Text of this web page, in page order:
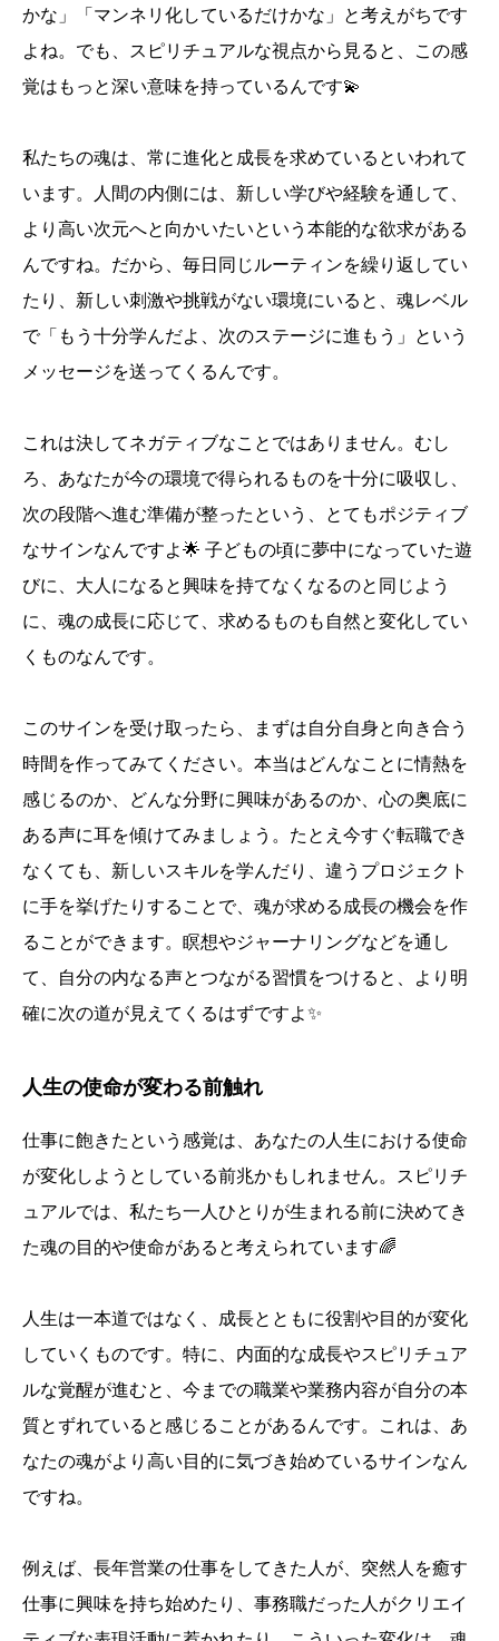
かな」「マンネリ化しているだけかな」と考えがちです
よね。でも、スピリチュアルな視点から見ると、この感
覚はもっと深い意味を持っているんです💫
私たちの魂は、常に進化と成長を求めているといわれて
います。人間の内側には、新しい学びや経験を通して、
より高い次元へと向かいたいという本能的な欲求がある
んですね。だから、毎日同じルーティンを繰り返してい
たり、新しい刺激や挑戦がない環境にいると、魂レベル
で「もう十分学んだよ、次のステージに進もう」という
メッセージを送ってくるんです。
これは決してネガティブなことではありません。むし
ろ、あなたが今の環境で得られるものを十分に吸収し、
次の段階へ進む準備が整ったという、とてもポジティブ
なサインなんですよ🌟 子どもの頃に夢中になっていた遊
びに、大人になると興味を持てなくなるのと同じよう
に、魂の成長に応じて、求めるものも自然と変化してい
くものなんです。
このサインを受け取ったら、まずは自分自身と向き合う
時間を作ってみてください。本当はどんなことに情熱を
感じるのか、どんな分野に興味があるのか、心の奥底に
ある声に耳を傾けてみましょう。たとえ今すぐ転職でき
なくても、新しいスキルを学んだり、違うプロジェクト
に手を挙げたりすることで、魂が求める成長の機会を作
ることができます。瞑想やジャーナリングなどを通し
て、自分の内なる声とつながる習慣をつけると、より明
確に次の道が見えてくるはずですよ✨
人生の使命が変わる前触れ
仕事に飽きたという感覚は、あなたの人生における使命
が変化しようとしている前兆かもしれません。スピリチ
ュアルでは、私たち一人ひとりが生まれる前に決めてき
た魂の目的や使命があると考えられています🌈
人生は一本道ではなく、成長とともに役割や目的が変化
していくものです。特に、内面的な成長やスピリチュア
ルな覚醒が進むと、今までの職業や業務内容が自分の本
質とずれていると感じることがあるんです。これは、あ
なたの魂がより高い目的に気づき始めているサインなん
ですね。
例えば、長年営業の仕事をしてきた人が、突然人を癒す
仕事に興味を持ち始めたり、事務職だった人がクリエイ